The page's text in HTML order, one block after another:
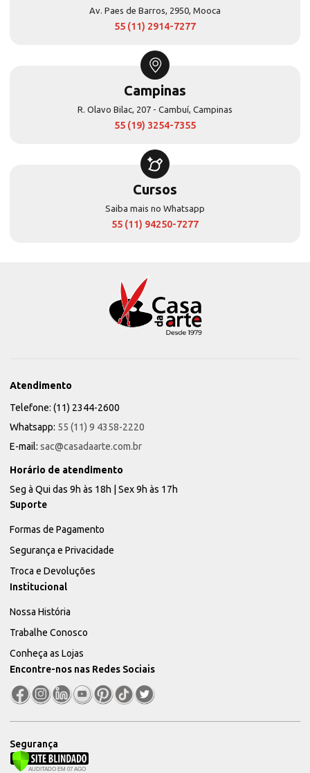
Av. Paes de Barros, 2950, Mooca
55 (11) 2914-7277
Campinas
R. Olavo Bilac, 207 - Cambuí, Campinas
55 (19) 3254-7355
Cursos
Saiba mais no Whatsapp
55 (11) 94250-7277
Atendimento
Telefone: (11) 2344-2600
Whatsapp: 55 (11) 9 4358-2220
E-mail: sac@casadaarte.com.br
Horário de atendimento
Seg à Qui das 9h às 18h | Sex 9h às 17h
Suporte
Formas de Pagamento
Segurança e Privacidade
Troca e Devoluções
Institucional
Nossa História
Trabalhe Conosco
Conheça as Lojas
Encontre-nos nas Redes Sociais
Segurança